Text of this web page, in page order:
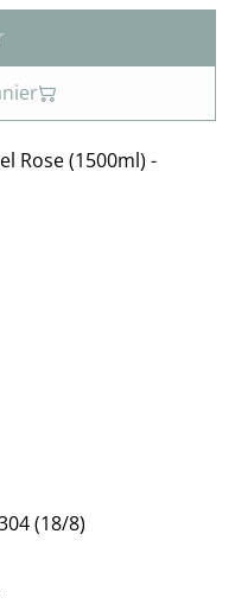
Rose (1500ml) -
(18/8)